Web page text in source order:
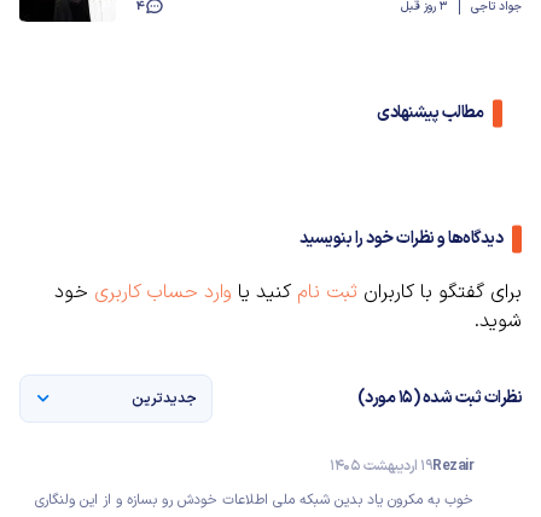
جواد تاجی 3 روز قبل 4
مطالب پیشنهادی
دیدگاه‌ها و نظرات خود را بنویسید
برای گفتگو با کاربران ثبت نام کنید یا وارد حساب کاربری خود
شوید.
نظرات ثبت شده (15 مورد) جدیدترین
Rezair19 اردیبهشت 1405
خوب به مکرون یاد بدین شبکه ملی اطلاعات خودش رو بسازه و از این ولنگاری